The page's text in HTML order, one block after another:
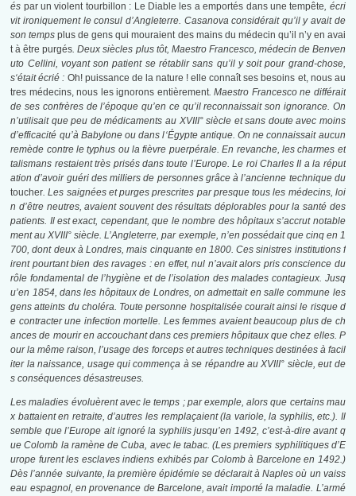
és par un violent tourbillon : Le Diable les a emportés dans une tempête, écri
vit ironiquement le consul d’Angleterre. Casanova considérait qu’il y avait de
son tempsplus de gens qui mouraient des mains du médecin qu’il n’y en avai
t à être purgés. Deux siècles plus tôt, Maestro Francesco, médecin de Benven
uto Cellini, voyant son patient se rétablir sans qu’il y soit pour grand-chose,
s‘était écrié : Oh! puissance de la nature ! elle connaît ses besoins et, nous au
tres médecins, nous les ignorons entièrement. Maestro Francesco ne différait
de ses confrères de l’époque qu’en ce qu’il reconnaissait son ignorance. On
n’utilisait que peu de médicaments au XVIII° siècle et sans doute avec moins
d’efficacité qu’à Babylone ou dans l‘Égypte antique. On ne connaissait aucun
remède contre le typhus ou la fièvre puerpérale. En revanche, les charmes et
talismans restaient très prisés dans toute l’Europe. Le roi Charles II a la réput
ation d’avoir guéri des milliers de personnes grâce à l’ancienne technique du
toucher. Les saignées et purges prescrites par presque tous les médecins, loi
n d’être neutres, avaient souvent des résultats déplorables pour la santé des
patients. Il est exact, cependant, que le nombre des hôpitaux s’accrut notable
ment au XVIII° siècle. L’Angleterre, par exemple, n’en possédait que cinq en 1
700, dont deux à Londres, mais cinquante en 1800. Ces sinistres institutions f
irent pourtant bien des ravages : en effet, nul n’avait alors pris conscience du
rôle fondamental de l’hygiène et de l’isolation des malades contagieux. Jusq
u’en 1854, dans les hôpitaux de Londres, on admettait en salle commune les
gens atteints du choléra. Toute personne hospitalisée courait ainsi le risque d
e contracter une infection mortelle. Les femmes avaient beaucoup plus de ch
ances de mourir en accouchant dans ces premiers hôpitaux que chez elles. P
our la même raison, l’usage des forceps et autres techniques destinées à facil
iter la naissance, usage qui commença à se répandre au XVIII° siècle, eut de
s conséquences désastreuses.
Les maladies évoluèrent avec le temps ; par exemple, alors que certains mau
x battaient en retraite, d’autres les remplaçaient (la variole, la syphilis, etc.). Il
semble que l’Europe ait ignoré la syphilis jusqu’en 1492, c’est-à-dire avant q
ue Colomb la ramène de Cuba, avec le tabac. (Les premiers syphilitiques d’E
urope furent les esclaves indiens exhibés par Colomb à Barcelone en 1492.)
Dès l’année suivante, la première épidémie se déclarait à Naples où un vaiss
eau espagnol, en provenance de Barcelone, avait importé la maladie. L’armé